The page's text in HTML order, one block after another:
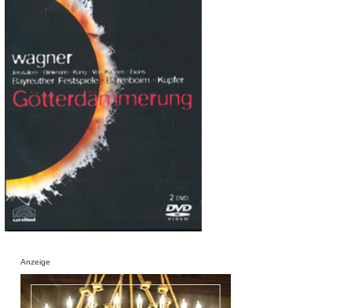
Anzeige